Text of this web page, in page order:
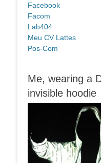
Facebook
Facom
Lab404
Meu CV Lattes
Pos-Com
Me, wearing a
invisible hoodie